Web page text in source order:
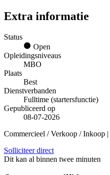
Extra informatie
Status
Open
Opleidingsniveaus
MBO
Plaats
Best
Dienstverbanden
Fulltime (startersfunctie)
Gepubliceerd op
08-07-2026
Commercieel / Verkoop / Inkoop
Solliciteer direct
Dit kan al binnen twee minuten